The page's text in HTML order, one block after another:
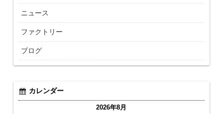
ニュース
ファクトリー
ブログ
カレンダー
2026年8月